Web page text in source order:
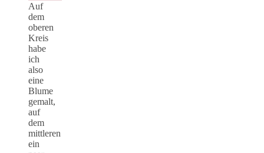
Auf
dem
oberen
Kreis
habe
ich
also
eine
Blume
gemalt,
auf
dem
mittleren
ein